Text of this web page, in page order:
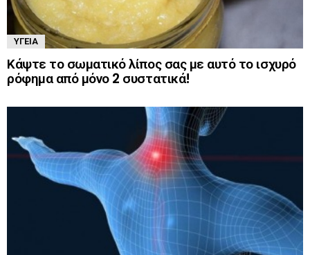
ΥΓΕΊΑ
Κάψτε το σωματικό λίπος σας με αυτό το ισχυρό
ρόφημα από μόνο 2 συστατικά!